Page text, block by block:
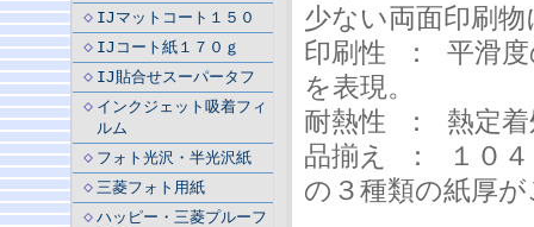
IJマットコート１５０
IJコート紙１７０ｇ
IJ貼合せスーパータフ
インクジェット吸着フィ
ルム
フォト光沢・半光沢紙
三菱フォト用紙
ハッピー・三菱プルーフ
少ない両面印刷物
印刷性 ： 平滑度
を表現。
耐熱性 ： 熱定着
品揃え ： １０
の３種類の紙厚